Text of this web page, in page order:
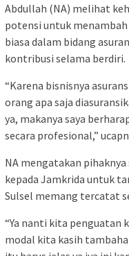
Abdullah (NA) melihat
potensi untuk menambah
biasa dalam bidang
kontribusi selama berdiri.
“Karena bisnisnya
orang apa saja
ya, makanya saya
secara profesional,”
NA mengatakan
kepada Jamkrida untuk
Sulsel memang tercatat
“Ya nanti kita penguatan
modal kita kasih